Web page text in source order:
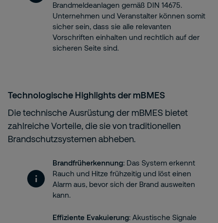
Brandmeldeanlagen gemäß DIN 14675.
Unternehmen und Veranstalter können somit
sicher sein, dass sie alle relevanten
Vorschriften einhalten und rechtlich auf der
sicheren Seite sind.
Technologische Highlights der mBMES
Die technische Ausrüstung der mBMES bietet
zahlreiche Vorteile, die sie von traditionellen
Brandschutzsystemen abheben.
Brandfrüherkennung: Das System erkennt
Rauch und Hitze frühzeitig und löst einen
Alarm aus, bevor sich der Brand ausweiten
kann.
Effiziente Evakuierung: Akustische Signale